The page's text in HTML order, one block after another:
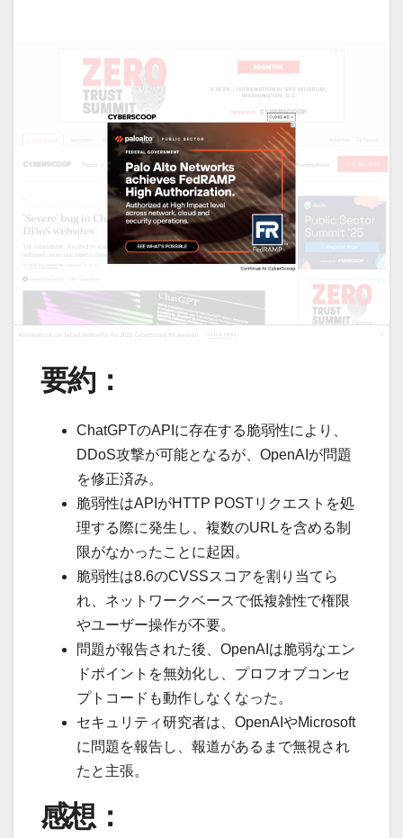
要約：
ChatGPTのAPIに存在する脆弱性により、
DDoS攻撃が可能となるが、OpenAIが問題
を修正済み。
脆弱性はAPIがHTTP POSTリクエストを処
理する際に発生し、複数のURLを含める制
限がなかったことに起因。
脆弱性は8.6のCVSSスコアを割り当てら
れ、ネットワークベースで低複雑性で権限
やユーザー操作が不要。
問題が報告された後、OpenAIは脆弱なエン
ドポイントを無効化し、プロフオブコンセ
プトコードも動作しなくなった。
セキュリティ研究者は、OpenAIやMicrosoft
に問題を報告し、報道があるまで無視され
たと主張。
感想：